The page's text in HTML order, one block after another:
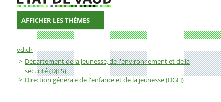
AFFICHER LES THÈMES
Fil d'Ariane
vd.ch
Département de la jeunesse, de l'environnement et de la
sécurité (DJES)
Direction générale de l'enfance et de la jeunesse (DGEJ)
Délégué cantonal